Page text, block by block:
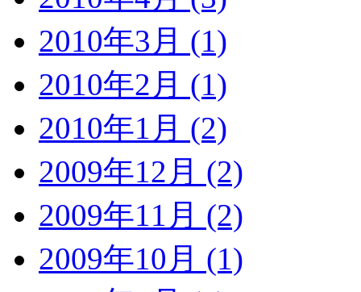
2010年3月 (1)
2010年2月 (1)
2010年1月 (2)
2009年12月 (2)
2009年11月 (2)
2009年10月 (1)